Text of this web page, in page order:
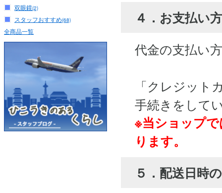
双眼鏡(2)
スタッフおすすめ(68)
全商品一覧
４．お支払い
代金の支払い
「クレジット
手続きをして
※当ショップ
ります。
５．配送日時